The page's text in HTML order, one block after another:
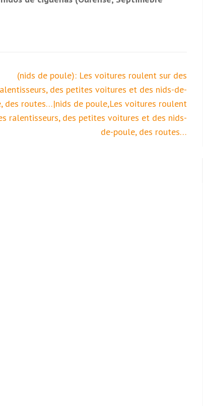
(nids de poule): Les voitures roulent sur des
des petites voitures et des nids-de-
des routes…|nids de poule,Les voitures roulent
ralentisseurs, des petites voitures et des nids-
de-poule, des routes…